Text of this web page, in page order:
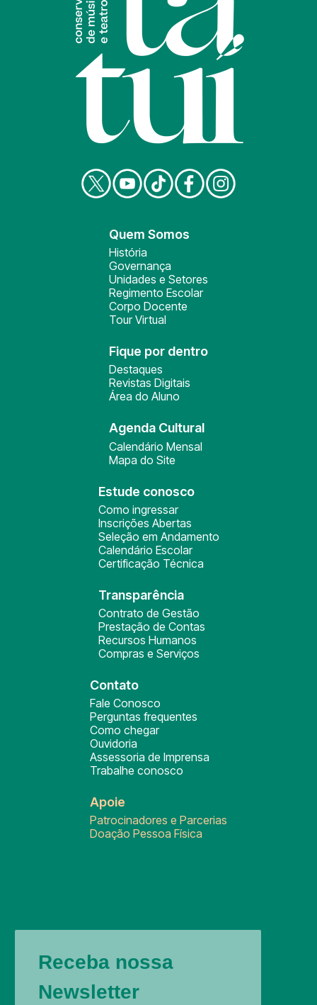
Quem Somos
História
Governança
Unidades e Setores
Regimento Escolar
Corpo Docente
Tour Virtual
Fique por dentro
Destaques
Revistas Digitais
Área do Aluno
Agenda Cultural
Calendário Mensal
Mapa do Site
Estude conosco
Como ingressar
Inscrições Abertas
Seleção em Andamento
Calendário Escolar
Certificação Técnica
Transparência
Contrato de Gestão
Prestação de Contas
Recursos Humanos
Compras e Serviços
Contato
Fale Conosco
Perguntas frequentes
Como chegar
Ouvidoria
Assessoria de Imprensa
Trabalhe conosco
Apoie
Patrocinadores e Parcerias
Doação Pessoa Física